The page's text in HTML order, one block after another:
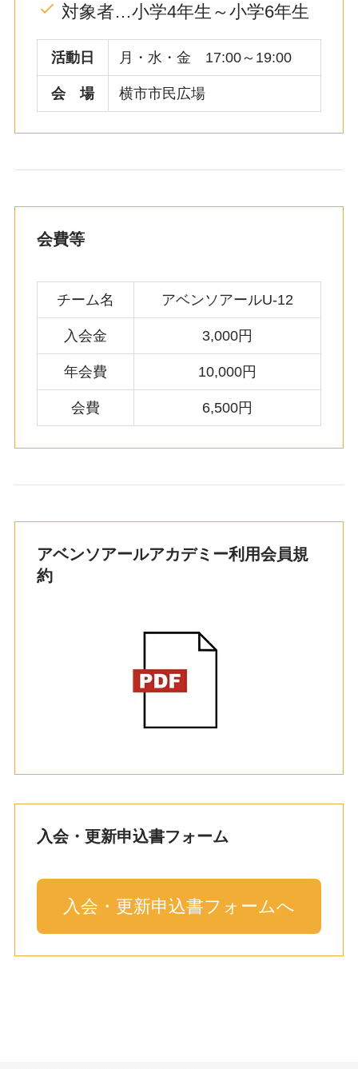
対象者…小学4年生～小学6年生
活動日 月・水・金 17:00～19:00
会 場 横市市民広場
会費等
チーム名 アベンソアールU-12
入会金 3,000円
年会費 10,000円
会費 6,500円
アベンソアールアカデミー利用会員規
約
入会・更新申込書フォーム
入会・更新申込書フォームへ